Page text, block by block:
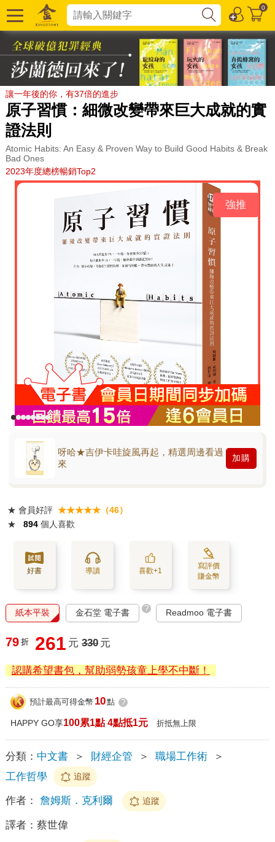
0
讓一年後的你，有37倍的進步
原子習慣：細微改變帶來巨大成就的實
證法則
Atomic Habits: An Easy & Proven Way to Build Good Habits & Break
Bad Ones
2023年度總榜暢銷Top2
強推
呀哈★吉伊卡哇旋風再起，精選周邊看過
來
加購
★ 會員好評 ★★★★★（46）
★
894 個人喜歡
好書 導讀 喜歡+1
寫評價
賺金幣
紙本平裝 金石堂 電子書 ? Readmoo 電子書
79 折 261 元 330 元
認購希望書包，幫助弱勢孩童上學不中斷！
預計最高可得金幣 10點 ?
HAPPY GO享100累1點 4點抵1元 折抵無上限
分類： 中文書 ＞ 財經企管 ＞ 職場工作術
＞
工作哲學
追蹤
作者： 詹姆斯．克利爾 追蹤
譯者： 蔡世偉